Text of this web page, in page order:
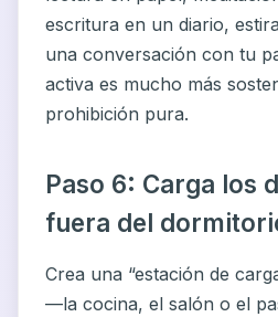
escritura en un diario,
una conversación con tu
activa es mucho más
prohibición pura.
Paso 6: Carga los
fuera del
Crea una “estación de
—la cocina, el salón o el